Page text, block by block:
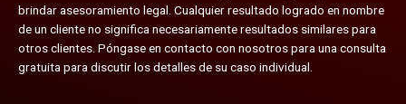
brindar asesoramiento legal. Cualquier resultado logrado en nombre
de un cliente no significa necesariamente resultados similares para
otros clientes. Póngase en contacto con nosotros para una consulta
gratuita para discutir los detalles de su caso individual.